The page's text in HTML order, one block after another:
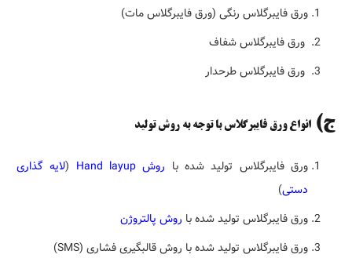
ورق فایبرگلاس رنگی (ورق فایبرگلاس مات)
ورق فایبرگلاس شفاف
ورق فایبرگلاس طرحدار
ج) انواع ورق فایبرگلاس با توجه به روش تولید
ورق فایبرگلاس تولید شده با روش Hand layup (لایه گذاری
دستی)
ورق فایبرگلاس تولید شده با روش پالتروژن
ورق فایبرگلاس تولید شده با روش قالبگیری فشاری (SMS)